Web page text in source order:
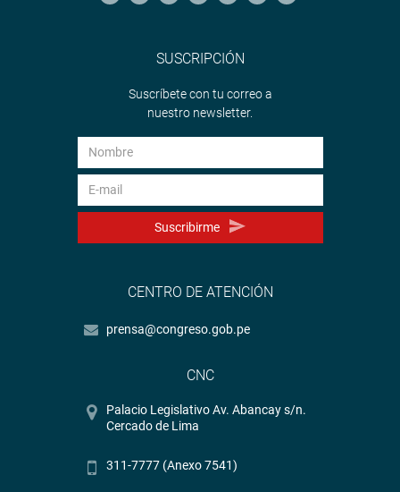
SUSCRIPCIÓN
Suscríbete con tu correo a
nuestro newsletter.
Suscribirme
CENTRO DE ATENCIÓN
prensa@congreso.gob.pe
CNC
Palacio Legislativo Av. Abancay s/n.
Cercado de Lima
311-7777 (Anexo 7541)